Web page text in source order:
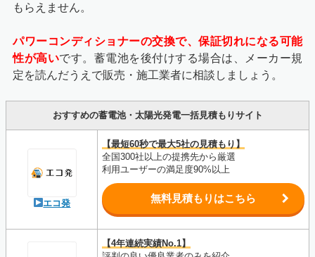
もらえません。
パワーコンディショナーの交換で、保証切れになる可能
性が高いです。蓄電池を後付けする場合は、メーカー規
定を読んだうえで販売・施工業者に相談しましょう。
おすすめの蓄電池・太陽光発電一括見積もりサイト
エコ発
【最短60秒で最大5社の見積もり】
全国300社以上の提携先から厳選
利用ユーザーの満足度90%以上
無料見積もりはこちら
【4年連続実績No.1】